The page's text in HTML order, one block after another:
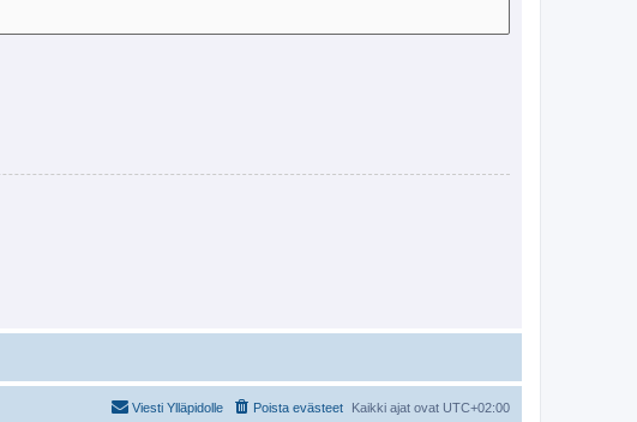
Kaikki ajat ovat UTC+02:00
Poista evästeet
Viesti Ylläpidolle